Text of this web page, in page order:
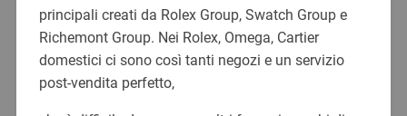
principali creati da Rolex Group, Swatch Group e
Richemont Group. Nei Rolex, Omega, Cartier
domestici ci sono così tanti negozi e un servizio
post-vendita perfetto,